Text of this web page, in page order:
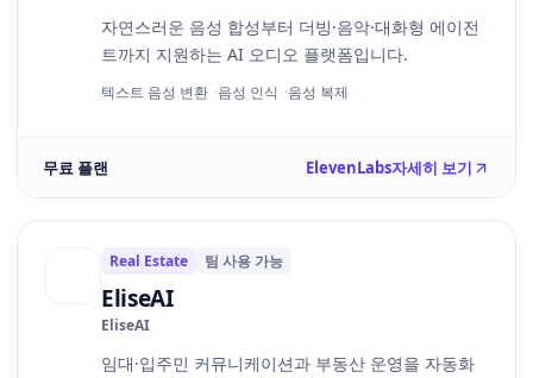
자연스러운 음성 합성부터 더빙·음악·대화형 에이전
트까지 지원하는 AI 오디오 플랫폼입니다.
텍스트 음성 변환 음성 인식 음성 복제
무료 플랜 ElevenLabs자세히 보기
Real Estate 팀 사용 가능
EliseAI
EliseAI
임대·입주민 커뮤니케이션과 부동산 운영을 자동화